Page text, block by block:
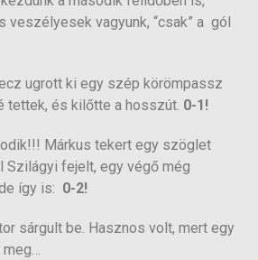
veszélyesek vagyunk, “csak” a gól
ugrott ki egy szép körömpassz
tettek, és kilőtte a hosszút. 0-1!
Márkus tekert egy szöglet
Szilágyi fejelt, egy végő még
így is: 0-2!
sárgult be. Hasznos volt, mert egy
meg…